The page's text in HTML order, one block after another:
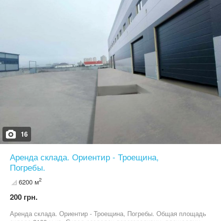
генератора Рік побудови 2015. A25213
16
Аренда склада. Ориентир - Троещина,
Погребы.
6200 м2
200 грн.
Аренда склада. Ориентир - Троещина, Погребы. Общая площадь